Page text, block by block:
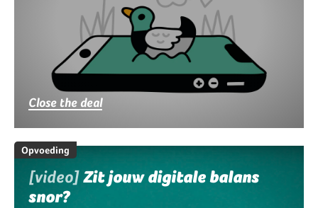
Close the deal
Opvoeding
[video]Zit jouw digitale balans
snor?